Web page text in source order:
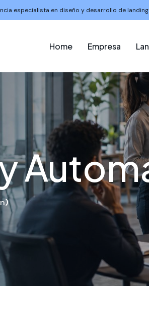
especialista en diseño y desarrollo de
Home Empresa